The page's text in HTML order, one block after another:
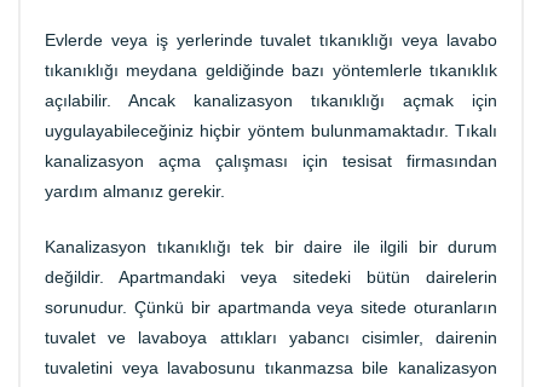
Evlerde veya iş yerlerinde tuvalet tıkanıklığı veya lavabo
tıkanıklığı meydana geldiğinde bazı yöntemlerle tıkanıklık
açılabilir. Ancak kanalizasyon tıkanıklığı açmak için
uygulayabileceğiniz hiçbir yöntem bulunmamaktadır. Tıkalı
kanalizasyon açma çalışması için tesisat firmasından
yardım almanız gerekir.
Kanalizasyon tıkanıklığı tek bir daire ile ilgili bir durum
değildir. Apartmandaki veya sitedeki bütün dairelerin
sorunudur. Çünkü bir apartmanda veya sitede oturanların
tuvalet ve lavaboya attıkları yabancı cisimler, dairenin
tuvaletini veya lavabosunu tıkanmazsa bile kanalizasyon